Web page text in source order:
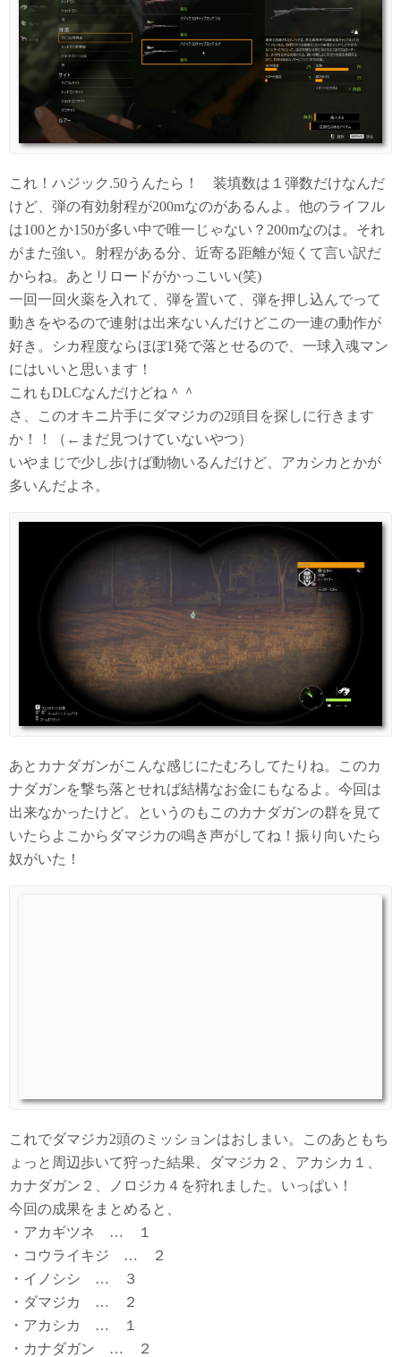
これ！ハジック.50うんたら！ 装填数は１弾数だけなんだ
けど、弾の有効射程が200mなのがあるんよ。他のライフル
は100とか150が多い中で唯一じゃない？200mなのは。それ
がまた強い。射程がある分、近寄る距離が短くて言い訳だ
からね。あとリロードがかっこいい(笑)
一回一回火薬を入れて、弾を置いて、弾を押し込んでって
動きをやるので連射は出来ないんだけどこの一連の動作が
好き。シカ程度ならほぼ1発で落とせるので、一球入魂マン
にはいいと思います！
これもDLCなんだけどね＾＾
さ、このオキニ片手にダマジカの2頭目を探しに行きます
か！！（←まだ見つけていないやつ）
いやまじで少し歩けば動物いるんだけど、アカシカとかが
多いんだよネ。
あとカナダガンがこんな感じにたむろしてたりね。このカ
ナダガンを撃ち落とせれば結構なお金にもなるよ。今回は
出来なかったけど。というのもこのカナダガンの群を見て
いたらよこからダマジカの鳴き声がしてね！振り向いたら
奴がいた！
これでダマジカ2頭のミッションはおしまい。このあともち
ょっと周辺歩いて狩った結果、ダマジカ２、アカシカ１、
カナダガン２、ノロジカ４を狩れました。いっぱい！
今回の成果をまとめると、
・アカギツネ … １
・コウライキジ … ２
・イノシシ … ３
・ダマジカ … ２
・アカシカ … １
・カナダガン … ２